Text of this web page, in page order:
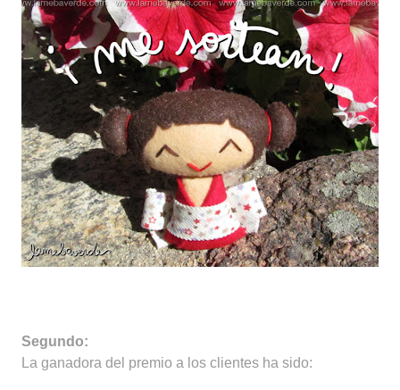
Segundo:
La ganadora del premio a los clientes ha sido: